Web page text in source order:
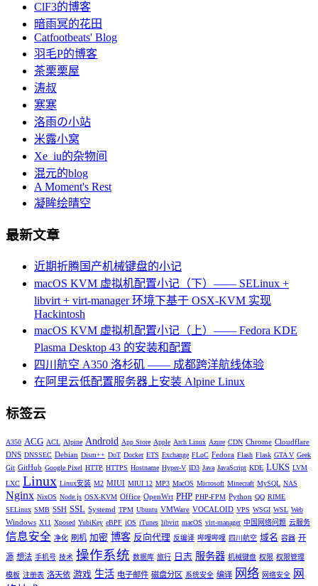
ClF3的博客
暗雨冥的花田
Catfootbeats' Blog
羽毛P的博客
茶栗栗屋
涛叔
寒寒
洛雨の小站
米露小窝
Xe_iu的杂物间
混元的blog
A Moment's Rest
凝眸绘晴空
最新文章
近期折腾国产机械键盘的小记
macOS KVM 虚拟机配置小记（下）—— SELinux +
libvirt + virt-manager 环境下基于 OSX-KVM 实现
Hackintosh
macOS KVM 虚拟机配置小记（上）—— Fedora KDE
Plasma Desktop 43 的安装和配置
四川航空 A350 洛杉矶 —— 成都跨洋航线体验
在阿里云低配置服务器上安装 Alpine Linux
标签云
A350 ACG ACL Alpine Android App Store Apple Arch Linux Azure CDN Chrome Cloudflare
DNS DNSSEC Debian Dism++ DoT Docker ETS Exchange FLoC Fedora Flash Flask GTA V Geek
Git GitHub Google Pixel HTTP HTTPS Hostname Hyper-V ID3 Java JavaScript KDE LUKS LVM
LXC Linux Linux安装 M2 MIUI MIUI 12 MP3 MacOS Microsoft Minecraft MySQL NAS
Nginx NixOS Node.js OSX-KVM Office OpenWrt PHP PHP-FPM Python QQ RIME
SELinux SMB SSH SSL Systemd TPM Ubuntu VMWare VOCALOID VPS WSGI WSL Web
Windows X11 Xposed YubiKey eBPF iOS iTunes libvirt macOS virt-manager 中国网络问题 云服务
信息安全 净化 刷机 加密 博客 反向代理 反编译 哔哩哔哩 四川航空 域名 容器 开
源 想法 手机号 技术 操作系统 数据库 旅行 日志 服务器 机械键盘 权限 权限管理
模板 注册表 洛天依 游戏 生活 电子邮件 磁盘分区 系统安全 编译 网络 网络安全
网